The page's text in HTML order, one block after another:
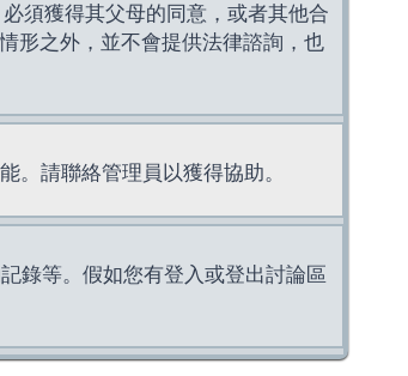
須獲得其父母的同意，或者其他合
形之外，並不會提供法律諮詢，也
。請聯絡管理員以獲得協助。
錄等。假如您有登入或登出討論區